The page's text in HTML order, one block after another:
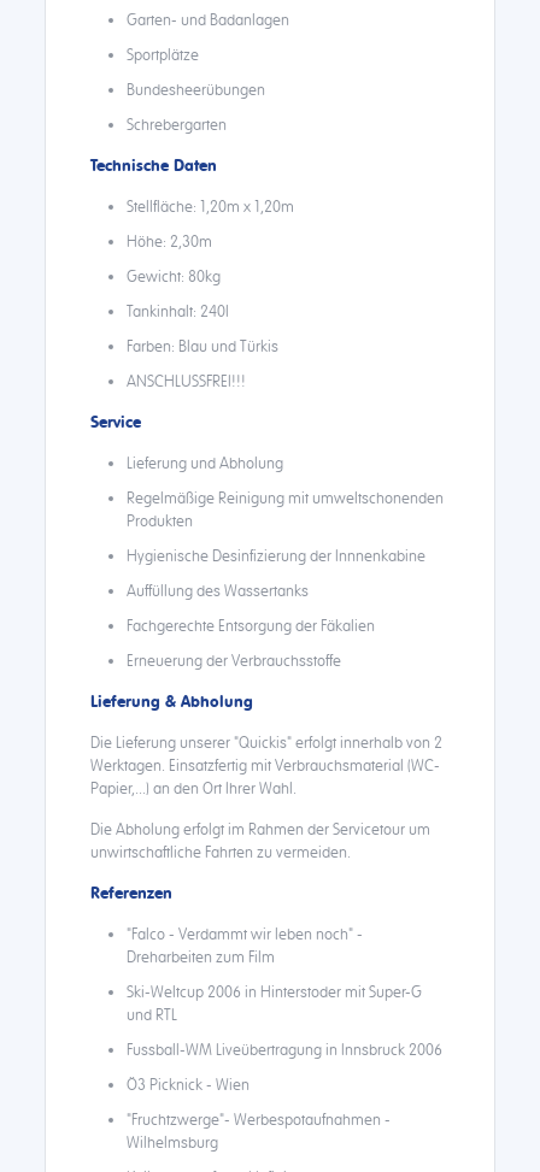
Garten- und Badanlagen
Sportplätze
Bundesheerübungen
Schrebergarten
Technische Daten
Stellfläche: 1,20m x 1,20m
Höhe: 2,30m
Gewicht: 80kg
Tankinhalt: 240l
Farben: Blau und Türkis
ANSCHLUSSFREI!!!
Service
Lieferung und Abholung
Regelmäßige Reinigung mit umweltschonenden
Produkten
Hygienische Desinfizierung der Innnenkabine
Auffüllung des Wassertanks
Fachgerechte Entsorgung der Fäkalien
Erneuerung der Verbrauchsstoffe
Lieferung & Abholung
Die Lieferung unserer "Quickis" erfolgt innerhalb von 2
Werktagen. Einsatzfertig mit Verbrauchsmaterial (WC-
Papier,...) an den Ort Ihrer Wahl.
Die Abholung erfolgt im Rahmen der Servicetour um
unwirtschaftliche Fahrten zu vermeiden.
Referenzen
"Falco - Verdammt wir leben noch" -
Dreharbeiten zum Film
Ski-Weltcup 2006 in Hinterstoder mit Super-G
und RTL
Fussball-WM Liveübertragung in Innsbruck 2006
Ö3 Picknick - Wien
"Fruchtzwerge"- Werbespotaufnahmen -
Wilhelmsburg